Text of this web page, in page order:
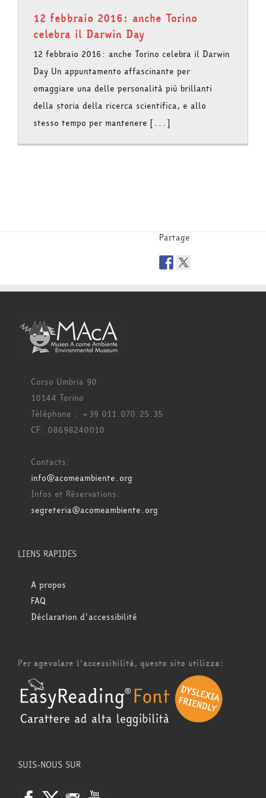
12 febbraio 2016: anche Torino
celebra il Darwin Day
12 febbraio 2016: anche Torino celebra il Darwin
Day Un appuntamento affascinante per
omaggiare una delle personalità più brillanti
della storia della ricerca scientifica, e allo
stesso tempo per mantenere [...]
Partage
Corso Umbria 90
10144 Torino
Téléphone : +39 011.070.25.35
CF: 08698240010
Contacts:
info@acomeambiente.org
Infos et Réservations:
segreteria@acomeambiente.org
LIENS RAPIDES
A propos
FAQ
Déclaration d'accessibilité
Per agevolare l'accessibilità, questo sito utilizza:
SUIS-NOUS SUR